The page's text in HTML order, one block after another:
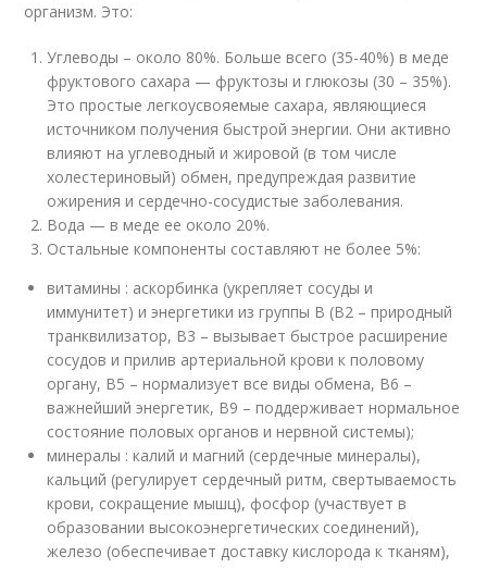
организм. Это:
Углеводы – около 80%. Больше всего (35-40%) в меде
фруктового сахара — фруктозы и глюкозы (30 – 35%).
Это простые легкоусвояемые сахара, являющиеся
источником получения быстрой энергии. Они активно
влияют на углеводный и жировой (в том числе
холестериновый) обмен, предупреждая развитие
ожирения и сердечно-сосудистые заболевания.
Вода — в меде ее около 20%.
Остальные компоненты составляют не более 5%:
витамины : аскорбинка (укрепляет сосуды и
иммунитет) и энергетики из группы В (В2 – природный
транквилизатор, В3 – вызывает быстрое расширение
сосудов и прилив артериальной крови к половому
органу, В5 – нормализует все виды обмена, В6 –
важнейший энергетик, В9 – поддерживает нормальное
состояние половых органов и нервной системы);
минералы : калий и магний (сердечные минералы),
кальций (регулирует сердечный ритм, свертываемость
крови, сокращение мышц), фосфор (участвует в
образовании высокоэнергетических соединений),
железо (обеспечивает доставку кислорода к тканям),